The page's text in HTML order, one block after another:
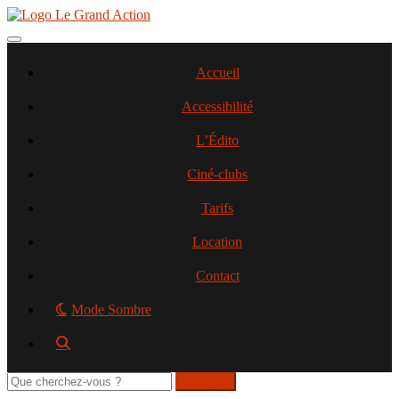
Aller
contenu
Toggle navigation
Accueil
Accessibilité
L’Édito
Ciné-clubs
Tarifs
Location
Contact
Mode Sombre
Rechercher
sur